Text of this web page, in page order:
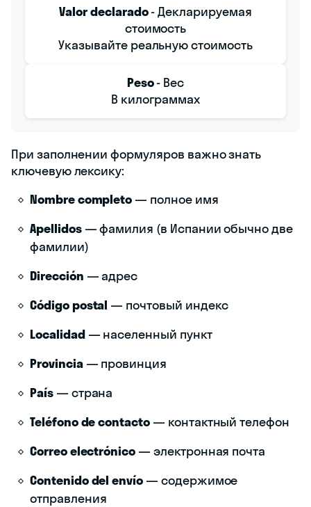
Valor declarado- Декларируемая
стоимость
Указывайте реальную стоимость
Peso- Вес
В килограммах
При заполнении формуляров важно знать
ключевую лексику:
Nombre completo— полное имя
Apellidos— фамилия (в Испании обычно две
фамилии)
Dirección — адрес
Código postal — почтовый индекс
Localidad— населенный пункт
Provincia— провинция
País— страна
Teléfono de contacto— контактный телефон
Correo electrónico— электронная почта
Contenido del envío— содержимое
отправления